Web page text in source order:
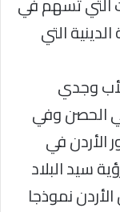
التي
وجدي
الحصن وفي
الأردن في
سيد البلاد
نموذجا